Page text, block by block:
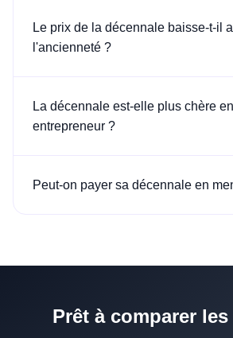
Le prix de la décennale baisse-t-il
l'ancienneté ?
La décennale est-elle plus chère
entrepreneur ?
Peut-on payer sa décennale en
Prêt à comparer